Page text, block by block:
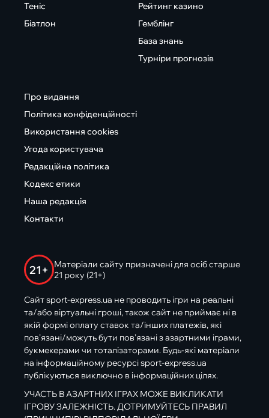
Теніс
Біатлон
Рейтинг казино
Гемблінг
База знань
Турніри прогнозів
Про видання
Політика конфіденційності
Використання cookies
Угода користувача
Редакційна політика
Кодекс етики
Наша редакція
Контакти
21+
Матеріали сайту призначені для осіб старше
21 року (21+)
Сайт sport-express.ua не проводить ігри на реальні
та/або віртуальні гроші, також сайт не приймає ні в
якій формі оплату ставок та/інших платежів, які
пов’язані/можуть бути пов’язані з азартними іграми,
букмекерами чи тоталізаторами. Будь-які матеріали
на інформаційному ресурсі sport-express.ua
публікуються виключно в інформаційних цілях.
УЧАСТЬ В АЗАРТНИХ ІГРАХ МОЖЕ ВИКЛИКАТИ
ІГРОВУ ЗАЛЕЖНІСТЬ. ДОТРИМУЙТЕСЬ ПРАВИЛ